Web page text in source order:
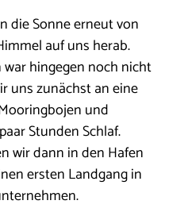
die Sonne erneut von
auf uns herab.
hingegen noch nicht
uns zunächst an eine
und
Stunden Schlaf.
wir dann in den Hafen
ersten Landgang in